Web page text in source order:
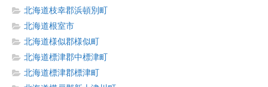
北海道枝幸郡浜頓別町
北海道根室市
北海道様似郡様似町
北海道標津郡中標津町
北海道標津郡標津町